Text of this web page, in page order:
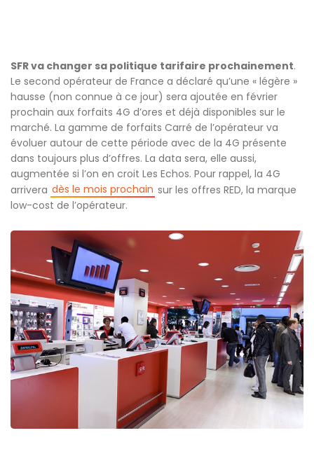
SFR va changer sa politique tarifaire prochainement.
Le second opérateur de France a déclaré qu’une « légère »
hausse (non connue à ce jour) sera ajoutée en février
prochain aux forfaits 4G d’ores et déjà disponibles sur le
marché. La gamme de forfaits Carré de l’opérateur va
évoluer autour de cette période avec de la 4G présente
dans toujours plus d’offres. La data sera, elle aussi,
augmentée si l’on en croit Les Echos. Pour rappel, la 4G
arrivera dès le mois prochain sur les offres RED, la marque
low-cost de l’opérateur.